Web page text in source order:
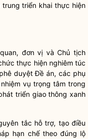
triển khai thực hiện
đơn vị và Chủ tịch
thực hiện nghiêm túc
duyệt Đề án, các phụ
vụ trọng tâm trong
triển giao thông xanh
tắc hỗ trợ, tạo điều
hạn chế theo đúng lộ